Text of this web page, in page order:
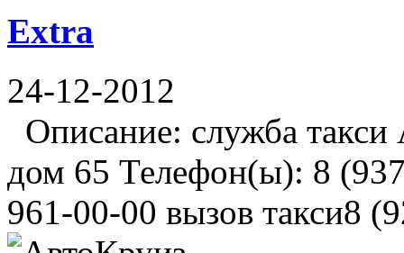
Extra
24-12-2012
Описание: служба
дом 65 Телефон(ы): 8
961-00-00 вызов такси8